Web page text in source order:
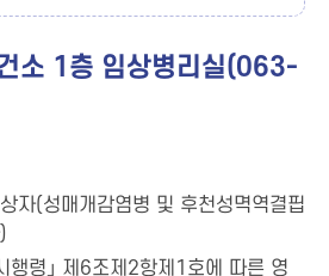
소 1층 임상병리실(063-
자(성매개감염병 및 후천성멱역결핍
행령」 제6조제2항제1호에 따른 영